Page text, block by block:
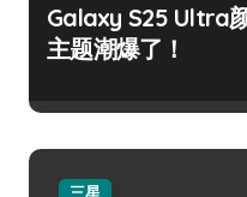
Galaxy S25 Ultra
主题潮爆了！
三星